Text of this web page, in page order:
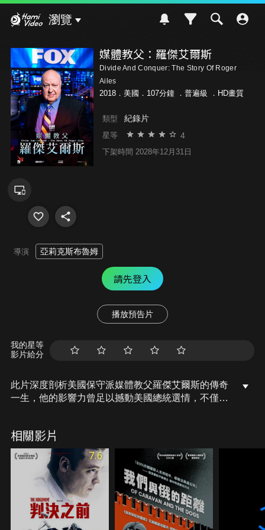
瀏覽
媒體教父：羅傑艾爾斯
Divide And Conquer: The Story Of Roger
Ailes
2018．美國．107分鐘 ． 普遍級 ．HD畫質
類型 紀錄片
星等 4
下架時間 2028年12月31日
導演 亞莉克斯布魯姆
請先登入
播放預告片
我的星等
影片給分
此片深度剖析美國保守派媒體教父羅傑艾爾斯的傳奇
一生，他的影響力曾足以撼動美國總統選情，不僅成
指控性騷擾，捲入駭人聽聞的性醜聞事件……。
相關影片
7.6